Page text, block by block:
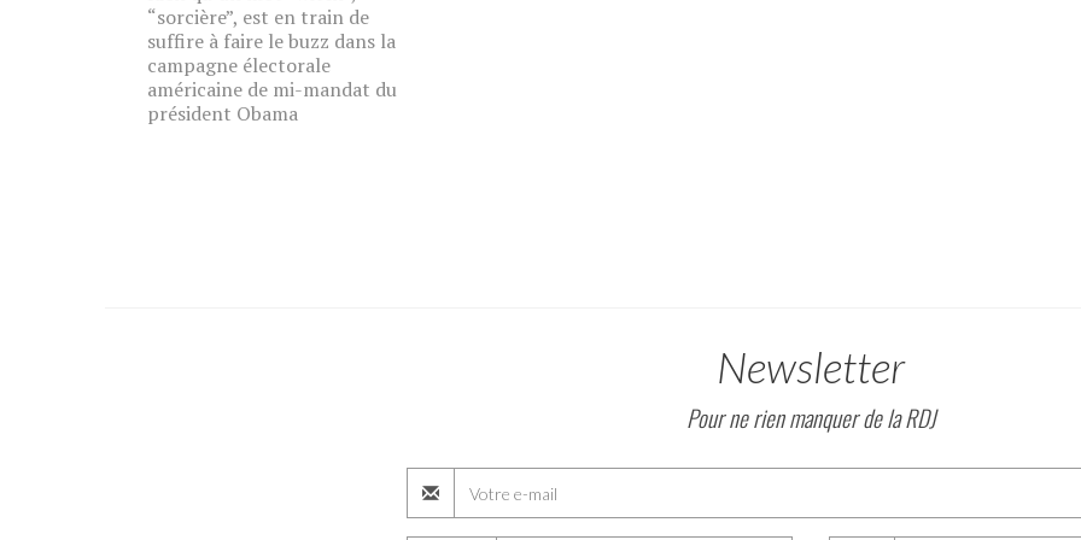
“sorcière”, est en train de
suffire à faire le buzz dans la
campagne électorale
américaine de mi-mandat du
président Obama
Newsletter
Pour ne rien manquer de la RDJ